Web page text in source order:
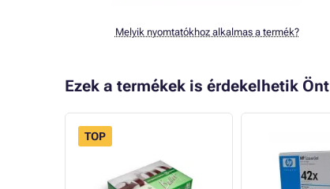
Melyik nyomtatókhoz alkalmas a termék?
Ezek a termékek is érdekelhetik Önt
TOP